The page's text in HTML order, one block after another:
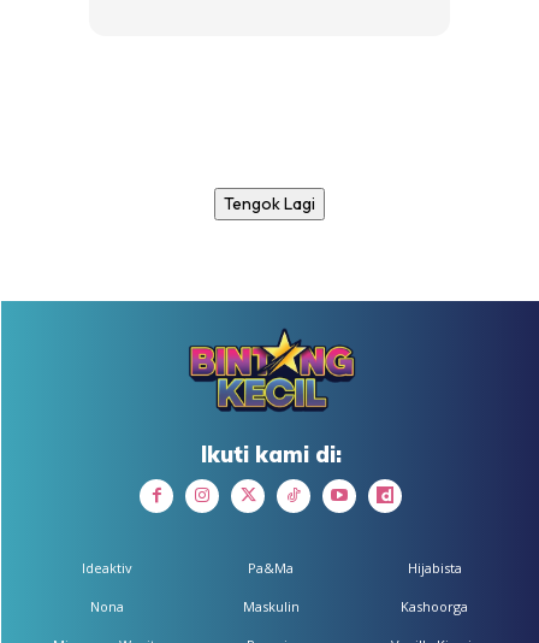
Tengok Lagi
Ikuti kami di:
Ideaktiv
Nona
Pa&Ma
Maskulin
Hijabista
Kashoorga